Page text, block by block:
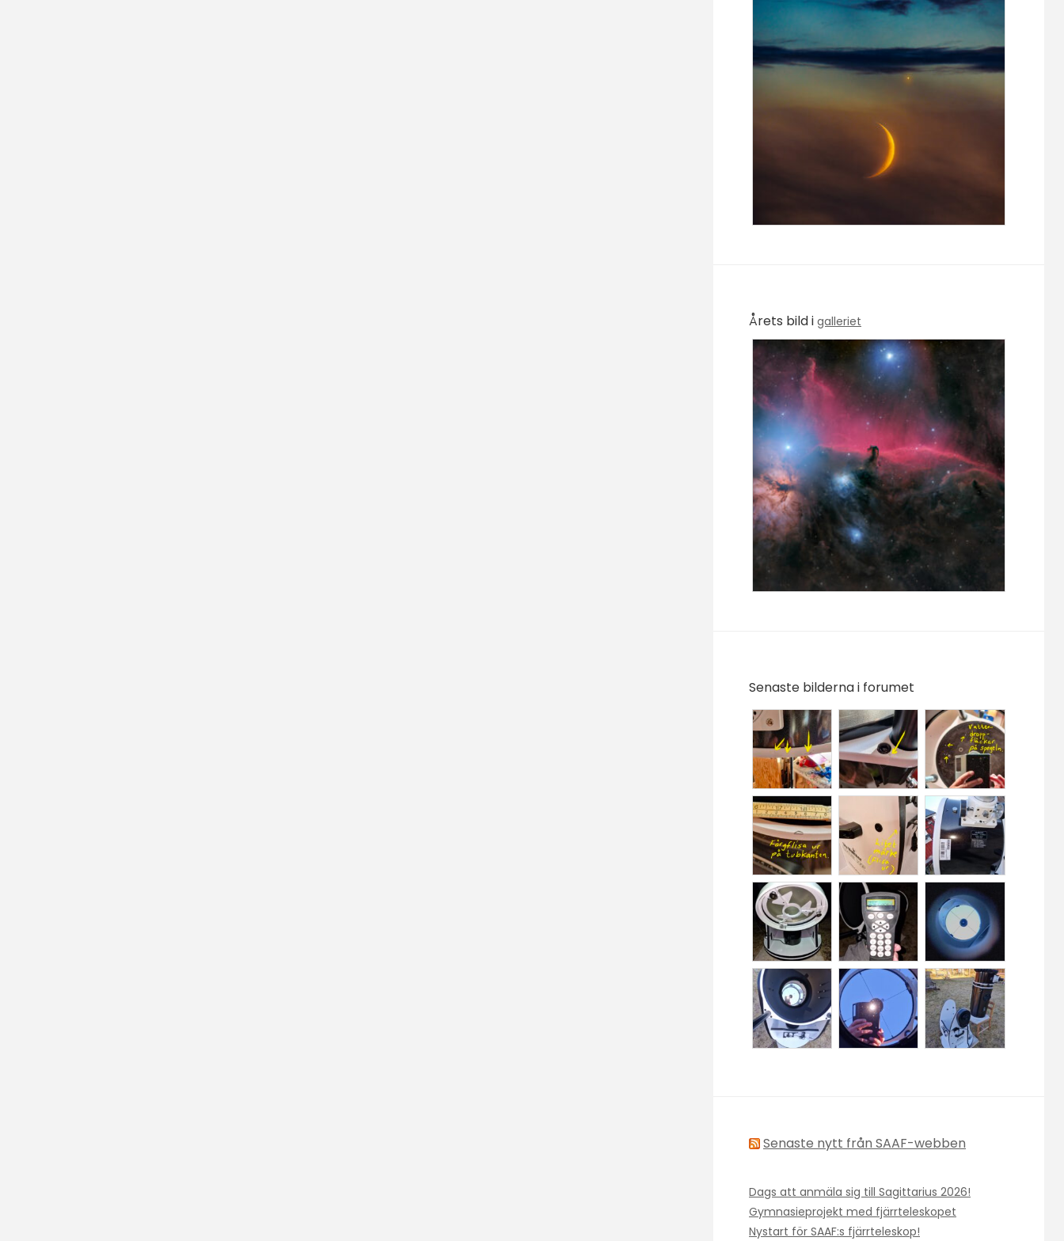
Årets bild i galleriet
Senaste bilderna i forumet
Senaste nytt från SAAF-webben
Dags att anmäla sig till Sagittarius 2026!
Gymnasieprojekt med fjärrteleskopet
Nystart för SAAF:s fjärrteleskop!